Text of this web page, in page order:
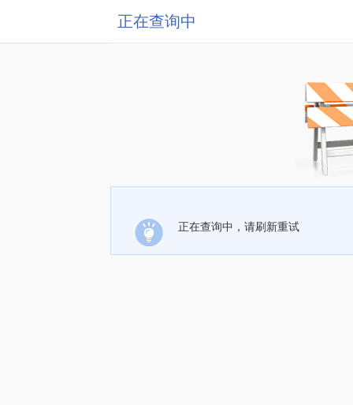
正在查询中
正在查询中，请刷新重试